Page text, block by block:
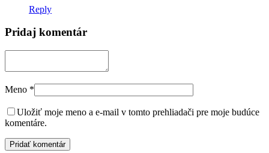
Reply
Pridaj komentár
Meno *
Uložiť moje meno a e-mail v tomto prehliadači pre moje budúce
komentáre.